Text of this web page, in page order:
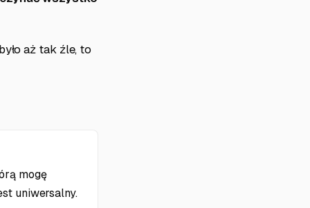
aż tak źle, to
mogę
uniwersalny.